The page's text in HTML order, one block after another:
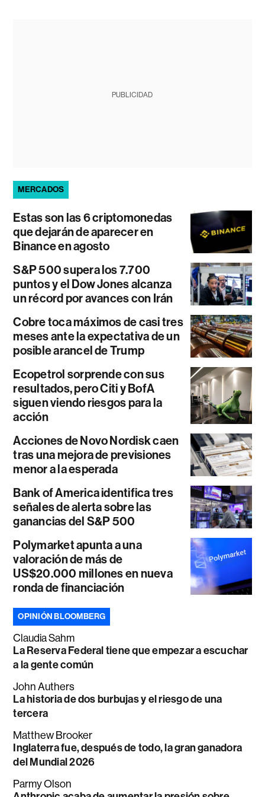
PUBLICIDAD
MERCADOS
Estas son las 6 criptomonedas
que dejarán de aparecer en
Binance en agosto
S&P 500 supera los 7.700
puntos y el Dow Jones alcanza
un récord por avances con Irán
Cobre toca máximos de casi tres
meses ante la expectativa de un
posible arancel de Trump
Ecopetrol sorprende con sus
resultados, pero Citi y BofA
siguen viendo riesgos para la
acción
Acciones de Novo Nordisk caen
tras una mejora de previsiones
menor a la esperada
Bank of America identifica tres
señales de alerta sobre las
ganancias del S&P 500
Polymarket apunta a una
valoración de más de
US$20.000 millones en nueva
ronda de financiación
OPINIÓN BLOOMBERG
Claudia Sahm
La Reserva Federal tiene que empezar a escuchar
a la gente común
John Authers
La historia de dos burbujas y el riesgo de una
tercera
Matthew Brooker
Inglaterra fue, después de todo, la gran ganadora
del Mundial 2026
Parmy Olson